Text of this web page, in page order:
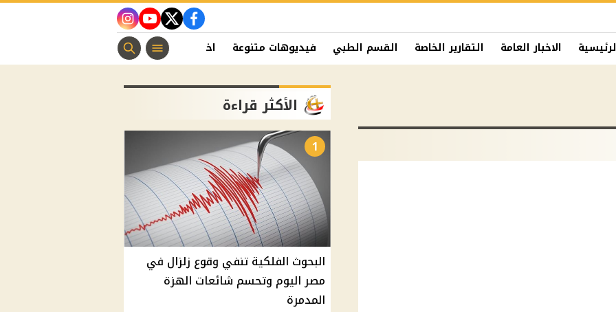
facebook
twitter
youtube
instagram
الاخبار العامة التقارير الخاصة القسم الطبي فيديوهات متنوعة اخبار الفن منوعات مسيحية
الأكثر قراءة
1
البحوث الفلكية تنفي وقوع زلزال في
مصر اليوم وتحسم شائعات الهزة
المدمرة